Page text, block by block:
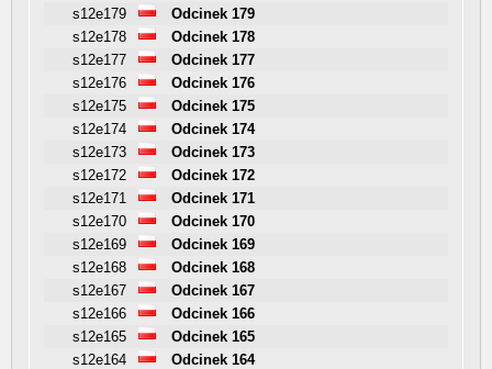
s12e179
Odcinek 179
s12e178
Odcinek 178
s12e177
Odcinek 177
s12e176
Odcinek 176
s12e175
Odcinek 175
s12e174
Odcinek 174
s12e173
Odcinek 173
s12e172
Odcinek 172
s12e171
Odcinek 171
s12e170
Odcinek 170
s12e169
Odcinek 169
s12e168
Odcinek 168
s12e167
Odcinek 167
s12e166
Odcinek 166
s12e165
Odcinek 165
s12e164
Odcinek 164